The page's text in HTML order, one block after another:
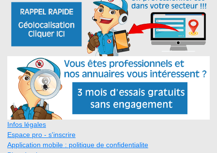
Infos légales
Espace pro - s'inscrire
Application mobile : politique de confidentialite